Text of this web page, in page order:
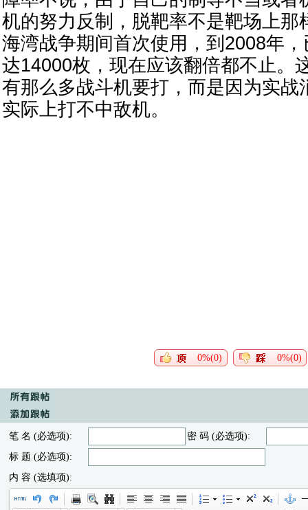
机的努力反制，脱靶率不是靶场上那
海湾战争期间首次使用，到2008年
达14000枚，现在应该翻倍都不止。
有那么多战斗机要打，而是因为实战
实际上打不中敌机。
0%(0) 0%(0)
笔 名 (必选项):
密 码 (必选项):
标 题 (必选项):
内 容 (选填项):